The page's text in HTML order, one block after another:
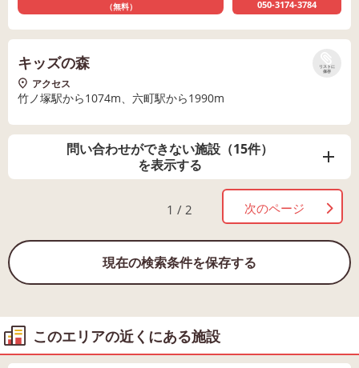
（無料） 050-3174-3784
リストに
保存
キッズの森
アクセス
竹ノ塚駅から1074m、六町駅から1990m
問い合わせができない施設（15件）
を表示する
1 / 2 次のページ
現在の検索条件を保存する
このエリアの近くにある施設